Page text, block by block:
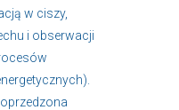
w ciszy,
i obserwacji